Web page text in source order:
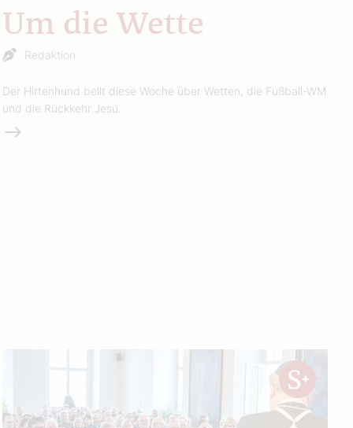
Um die Wette
Redaktion
Der Hirtenhund bellt diese Woche über Wetten, die Fußball-WM
und die Rückkehr Jesu.
Weiterlesen